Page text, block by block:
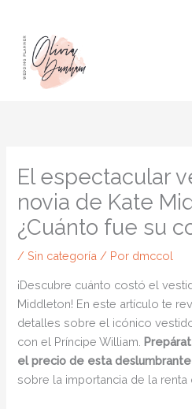
contenido
El espectacular
novia de Kate
¿Cuánto fue su
/Sin categoría / Por dmccol
¡Descubre cuánto costó el
Middleton! En este artículo te
detalles sobre el icónico
con el Príncipe William.
el precio de esta
sobre la importancia de la renta